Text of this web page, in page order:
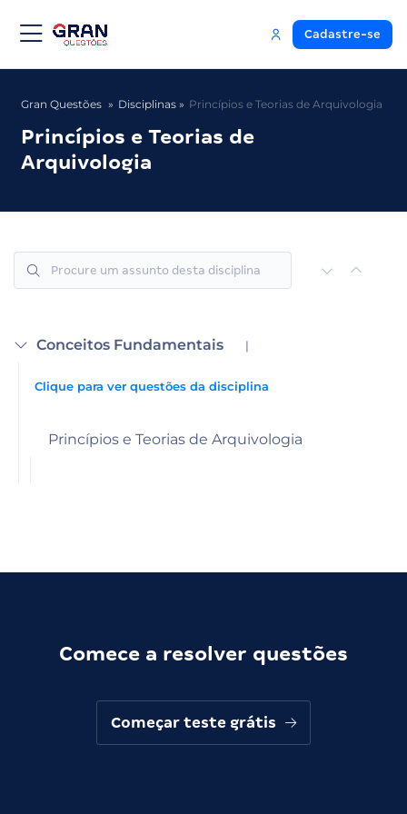
Cadastre-se
Gran Questões Disciplinas Princípios e Teorias de Arquivologia
Princípios e Teorias de
Arquivologia
Conceitos Fundamentais |
Clique para ver questões da disciplina
Princípios e Teorias de Arquivologia
Comece a resolver questões
Começar teste grátis